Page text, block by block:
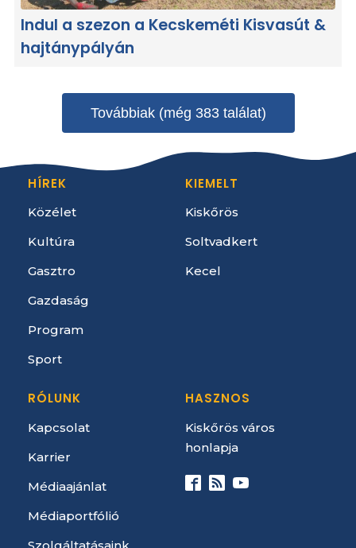
Indul a szezon a Kecskeméti Kisvasút &
hajtánypályán
Továbbiak (még 383 találat)
HÍREK
Közélet
Kultúra
Gasztro
Gazdaság
Program
Sport
KIEMELT
Kiskőrös
Soltvadkert
Kecel
RÓLUNK
Kapcsolat
Karrier
Médiaajánlat
Médiaportfólió
Szolgáltatásaink
HASZNOS
Kiskőrös város
honlapja